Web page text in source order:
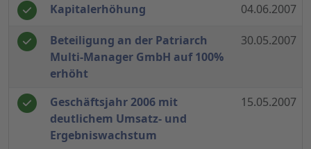
Kapitalerhöhung 04.06.2007
Beteiligung an der Patriarch
Multi-Manager GmbH auf 100%
erhöht
30.05.2007
Geschäftsjahr 2006 mit
deutlichem Umsatz- und
Ergebniswachstum
15.05.2007